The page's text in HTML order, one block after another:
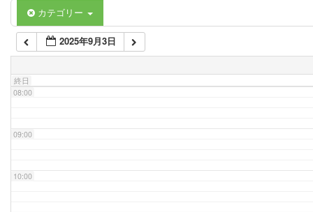
カテゴリー
2025年9月3日
終日
06:00
07:00
08:00
09:00
10:00